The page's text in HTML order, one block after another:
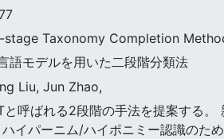
Taxonomy Completion
語モデルを用いた二段階分類法
Liu, Jun Zhao,
呼ばれる2段階の手法を提案する
イパーニム/ハイポニミー認識のた